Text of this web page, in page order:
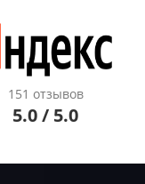
151 отзывов
5.0 / 5.0